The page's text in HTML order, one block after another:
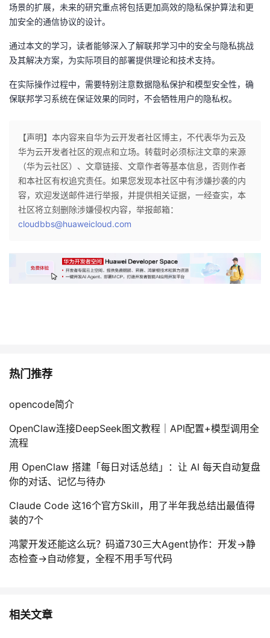
场景的扩展，未来的研究重点将包括更加高效的隐私保护算法和更
加安全的通信协议的设计。
通过本文的学习，读者能够深入了解联邦学习中的安全与隐私挑战
及其解决方案，为实际项目的部署提供理论和技术支持。
在实际操作过程中，需要特别注意数据隐私保护和模型安全性，确
保联邦学习系统在保证效果的同时，不会牺牲用户的隐私权。
【声明】本内容来自华为云开发者社区博主，不代表华为云及
华为云开发者社区的观点和立场。转载时必须标注文章的来源
（华为云社区）、文章链接、文章作者等基本信息，否则作者
和本社区有权追究责任。如果您发现本社区中有涉嫌抄袭的内
容，欢迎发送邮件进行举报，并提供相关证据，一经查实，本
社区将立刻删除涉嫌侵权内容，举报邮箱：
cloudbbs@huaweicloud.com
热门推荐
opencode简介
OpenClaw连接DeepSeek图文教程｜API配置+模型调用全
流程
用 OpenClaw 搭建「每日对话总结」：让 AI 每天自动复盘
你的对话、记忆与待办
Claude Code 这16个官方Skill，用了半年我总结出最值得
装的7个
鸿蒙开发还能这么玩？码道730三大Agent协作：开发→静
态检查→自动修复，全程不用手写代码
相关文章